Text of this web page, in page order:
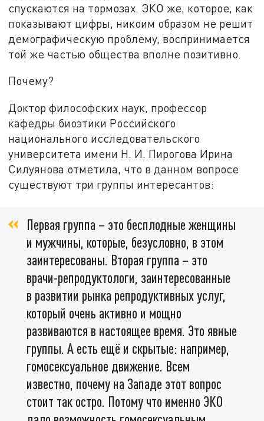
спускаются на тормозах. ЭКО же, которое, как
показывают цифры, никоим образом не решит
демографическую проблему, воспринимается
той же частью общества вполне позитивно.
Почему?
Доктор философских наук, профессор
кафедры биоэтики Российского
национального исследовательского
университета имени Н. И. Пирогова Ирина
Силуянова отметила, что в данном вопросе
существуют три группы интересантов:
Первая группа – это бесплодные женщины
и мужчины, которые, безусловно, в этом
заинтересованы. Вторая группа – это
врачи-репродуктологи, заинтересованные
в развитии рынка репродуктивных услуг,
который очень активно и мощно
развиваются в настоящее время. Это явные
группы. А есть ещё и скрытые: например,
гомосексуальное движение. Всем
известно, почему на Западе этот вопрос
стоит так остро. Потому что именно ЭКО